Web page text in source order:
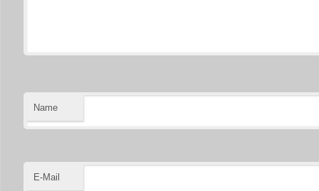
Name
E-Mail